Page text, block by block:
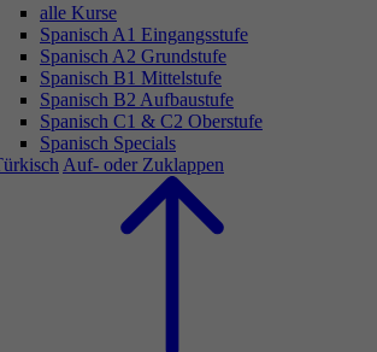
alle Kurse
Spanisch A1 Eingangsstufe
Spanisch A2 Grundstufe
Spanisch B1 Mittelstufe
Spanisch B2 Aufbaustufe
Spanisch C1 & C2 Oberstufe
Spanisch Specials
Auf- oder Zuklappen